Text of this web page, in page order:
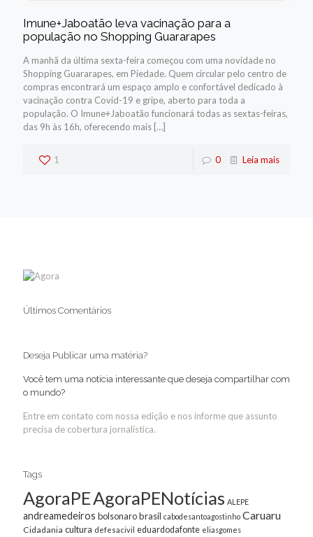
Imune+Jaboatão leva vacinação para a
população no Shopping Guararapes
A manhã da última sexta-feira começou com uma novidade no
Shopping Guararapes, em Piedade. Quem circular pelo centro de
compras encontrará um espaço amplo e confortável dedicado à
vacinação contra Covid-19 e gripe, aberto para toda a
população. O Imune+Jaboatão funcionará todas as sextas-feiras,
das 9h às 16h, oferecendo mais […]
1 0 Leia mais
Últimos Comentários
Deseja Publicar uma matéria?
Você tem uma notícia interessante que deseja compartilhar com
o mundo?
Entre em contato com nossa edição e nos informe que assunto
precisa de cobertura jornalística.
Tags
AgoraPEAgoraPENotícias ALEPE
andreamedeiros bolsonarobrasil cabodesantoagostinho Caruaru
Cidadania cultura defesacivil eduardodafonte eliasgomes